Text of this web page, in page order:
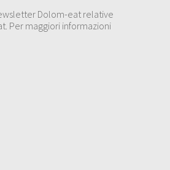
Dolom-eat relative
Per maggiori informazioni